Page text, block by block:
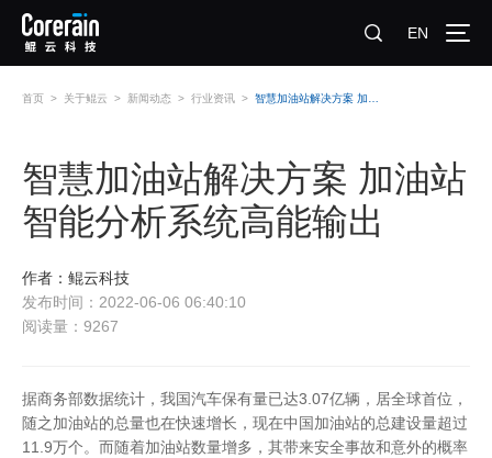
EN
首页 > 关于鲲云 > 新闻动态 > 行业资讯 >
智慧加油站解决方案 加油站
智能分析系统高能输出
作者：鲲云科技
发布时间：2022-06-06 06:40:10
阅读量：9267
据商务部数据统计，我国汽车保有量已达3.07亿辆，居全球首位，
随之加油站的总量也在快速增长，现在中国加油站的总建设量超过
11.9万个。而随着加油站数量增多，其带来安全事故和意外的概率